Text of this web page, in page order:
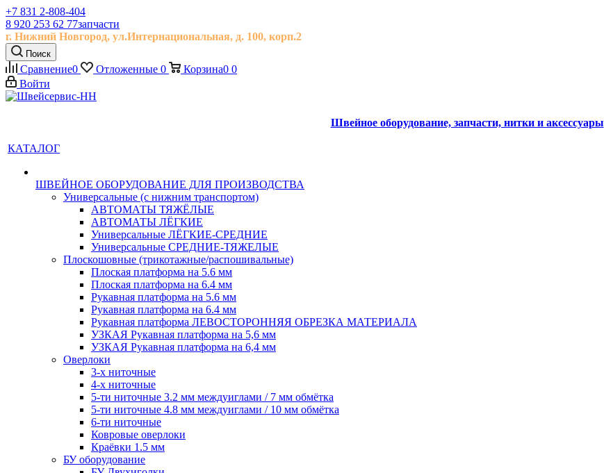
+7 831 2-808-404
8 920 253 62 77запчасти
г. Нижний Новгород, ул.Интернациональная, д. 100, корп.2
Поиск
Сравнение0 Отложенные 0 Корзина0 0
Войти
Швейное оборудование, запчасти, нитки и аксессуары
КАТАЛОГ
ШВЕЙНОЕ ОБОРУДОВАНИЕ ДЛЯ ПРОИЗВОДСТВА
Универсальные (с нижним транспортом)
АВТОМАТЫ ТЯЖЁЛЫЕ
АВТОМАТЫ ЛЁГКИЕ
Универсальные ЛЁГКИЕ-СРЕДНИЕ
Универсальные СРЕДНИЕ-ТЯЖЕЛЫЕ
Плоскошовные (трикотажные/распошивальные)
Плоская платформа на 5.6 мм
Плоская платформа на 6.4 мм
Рукавная платформа на 5.6 мм
Рукавная платформа на 6.4 мм
Рукавная платформа ЛЕВОСТОРОННЯЯ ОБРЕЗКА МАТЕРИАЛА
УЗКАЯ Рукавная платформа на 5,6 мм
УЗКАЯ Рукавная платформа на 6,4 мм
Оверлоки
3-х ниточные
4-х ниточные
5-ти ниточные 3.2 мм междуиглами / 7 мм обмётка
5-ти ниточные 4.8 мм междуиглами / 10 мм обмётка
6-ти ниточные
Ковровые оверлоки
Краёвки 1.5 мм
БУ оборудование